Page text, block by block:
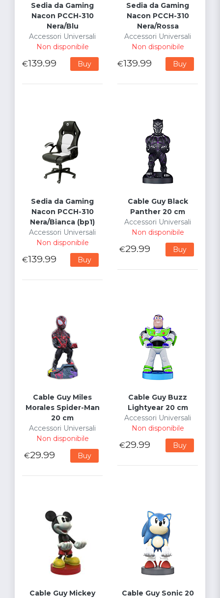
Sedia da Gaming
Nacon PCCH-310
Nera/Blu
Accessori Universali
Non disponibile
€139.99 Buy
Sedia da Gaming
Nacon PCCH-310
Nera/Rossa
Accessori Universali
Non disponibile
€139.99 Buy
Sedia da Gaming
Nacon PCCH-310
Nera/Bianca (bp1)
Accessori Universali
Non disponibile
€139.99 Buy
Cable Guy Black
Panther 20 cm
Accessori Universali
Non disponibile
€29.99 Buy
Cable Guy Miles
Morales Spider-Man
20 cm
Accessori Universali
Non disponibile
€29.99 Buy
Cable Guy Buzz
Lightyear 20 cm
Accessori Universali
Non disponibile
€29.99 Buy
Cable Guy Mickey
Cable Guy Sonic 20